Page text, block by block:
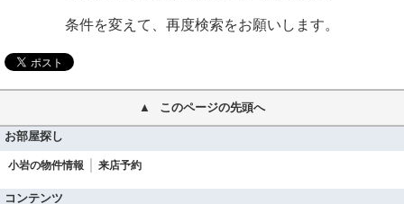
条件を変えて、再度検索をお願いします。
このページの先頭へ
お部屋探し
小岩の物件情報 来店予約
コンテンツ